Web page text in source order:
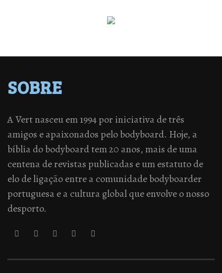
SOBRE
A Vert nasceu em 1994 por iniciativa de três
amigos e apaixonados pelo bodyboard. Hoje, a
bíblia do bodyboard tem 20 anos, mais de uma
centena de revistas publicadas e um estatuto de
elo de ligação entre a comunidade bodyboarder
portuguesa e a cultura global que envolve o nosso
desporto.